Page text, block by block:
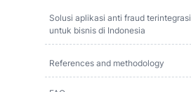
Solusi aplikasi anti fraud terintegrasi
untuk bisnis di Indonesia
References and methodology